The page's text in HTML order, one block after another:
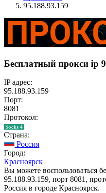
95.188.93.159
Бесплатный прокси ip
IP адрес:
95.188.93.159
Порт:
8081
Протокол:
Socks 4
Страна:
Россия
Город:
Красноярск
Вы можете воспользоваться
95.188.93.159, порт 8081,
Россия в городе Красноярск.